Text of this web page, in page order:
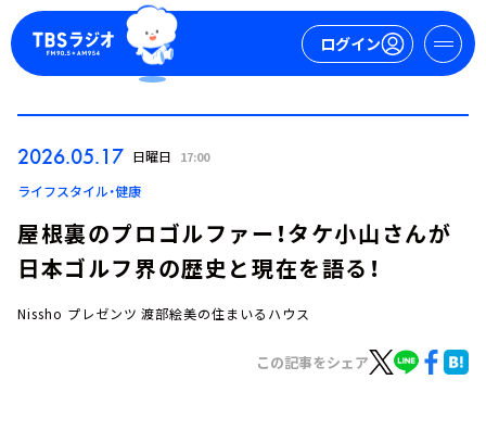
ログイン
ログイン
2026.05.17 日曜日 17:00
ライフスタイル・健康
屋根裏のプロゴルファー！タケ小山さんが
日本ゴルフ界の歴史と現在を語る！
Nissho プレゼンツ 渡部絵美の住まいるハウス
この記事をシェア